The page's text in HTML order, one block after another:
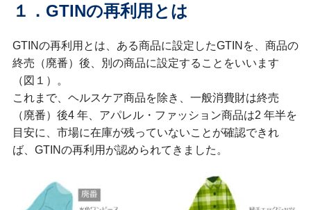
１．GTINの再利用とは
GTINの再利用とは、ある商品に設定したGTINを、商品の
終売（廃番）後、別の商品に設定することをいいます
（図１）。
これまで、ヘルスケア商品を除き、一般消費財は終売
（廃番）後4 年、アパレル・ファッション商品は2 年半を
目安に、市場に在庫が残っていないことが確認できれ
ば、GTINの再利用が認められてきました。